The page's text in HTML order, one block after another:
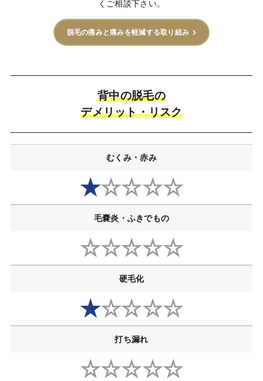
くご相談下さい。
脱毛の痛みと痛みを軽減する取り組み
背中の脱毛の
デメリット・リスク
むくみ・赤み
★☆☆☆☆
毛嚢炎・ふきでもの
☆☆☆☆☆
硬毛化
★☆☆☆☆
打ち漏れ
☆☆☆☆☆